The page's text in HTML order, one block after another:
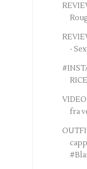
-
fra